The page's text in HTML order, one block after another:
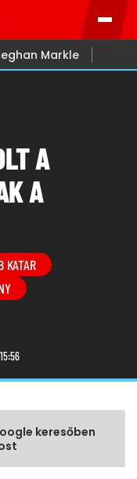
Markle
A
A
KATAR
keresőben